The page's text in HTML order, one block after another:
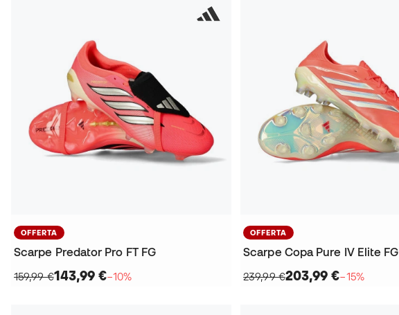
OFFERTA
Scarpe Predator Pro FT FG
159,99 €143,99 €−10%
OFFERTA
Scarpe Copa Pure IV Elite FG
239,99 €203,99 €−15%